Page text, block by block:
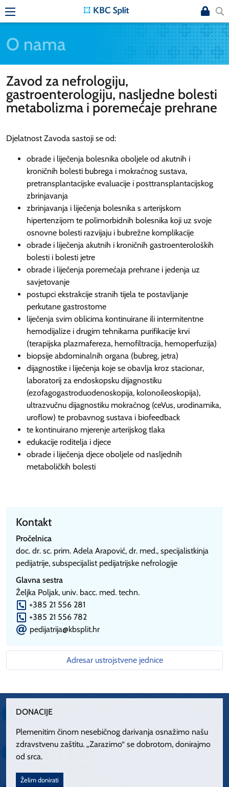
O nama
Zavod za nefrologiju,
gastroenterologiju, nasljedne bolesti
metabolizma i poremećaje prehrane
Djelatnost Zavoda sastoji se od:
obrade i liječenja bolesnika oboljele od akutnih i
kroničnih bolesti bubrega i mokraćnog sustava,
pretransplantacijske evaluacije i posttransplantacijskog
zbrinjavanja
zbrinjavanja i liječenja bolesnika s arterijskom
hipertenzijom te polimorbidnih bolesnika koji uz svoje
osnovne bolesti razvijaju i bubrežne komplikacije
obrade i liječenja akutnih i kroničnih gastroenteroloških
bolesti i bolesti jetre
obrade i liječenja poremećaja prehrane i jedenja uz
savjetovanje
postupci ekstrakcije stranih tijela te postavljanje
perkutane gastrostome
liječenja svim oblicima kontinuirane ili intermitentne
hemodijalize i drugim tehnikama purifikacije krvi
(terapijska plazmafereza, hemofiltracija, hemoperfuzija)
biopsije abdominalnih organa (bubreg, jetra)
dijagnostike i liječenja koje se obavlja kroz stacionar,
laboratorij za endoskopsku dijagnostiku
(ezofagogastroduodenoskopija, kolonoileoskopija),
ultrazvučnu dijagnostiku mokraćnog (ceVus, urodinamika,
uroflow) te probavnog sustava i biofeedback
te kontinuirano mjerenje arterijskog tlaka
edukacije roditelja i djece
obrade i liječenja djece oboljele od nasljednih
metaboličkih bolesti
Kontakt
Pročelnica
doc. dr. sc. prim. Adela Arapović, dr. med., specijalistkinja
pedijatrije, subspecijalist pedijatrijske nefrologije
Glavna sestra
Željka Poljak, univ. bacc. med. techn.
P +385 21 556 281
P +385 21 556 782
E pedijatrija@kbsplit.hr
Adresar ustrojstvene jednice
DONACIJE
Plemenitim činom nesebičnog darivanja osnažimo našu
zdravstvenu zaštitu. „Zarazimo“ se dobrotom, donirajmo
od srca.
Želim donirati